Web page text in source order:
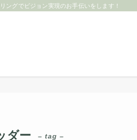
ングでビジョン実現のお手伝いをします！
ダー – tag –